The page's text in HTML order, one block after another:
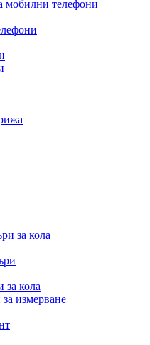
мобилни телефони
за кола
за кола
измерване